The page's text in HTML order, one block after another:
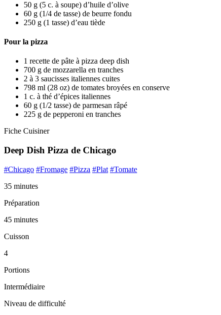
50 g (5 c. à soupe) d’huile d’olive
60 g (1/4 de tasse) de beurre fondu
250 g (1 tasse) d’eau tiède
Pour la pizza
1 recette de pâte à pizza deep dish
700 g de mozzarella en tranches
2 à 3 saucisses italiennes cuites
798 ml (28 oz) de tomates broyées en conserve
1 c. à thé d’épices italiennes
60 g (1/2 tasse) de parmesan râpé
225 g de pepperoni en tranches
Fiche Cuisiner
Deep Dish Pizza de Chicago
#Chicago #Fromage #Pizza #Plat #Tomate
35 minutes
Préparation
45 minutes
Cuisson
4
Portions
Intermédiaire
Niveau de difficulté